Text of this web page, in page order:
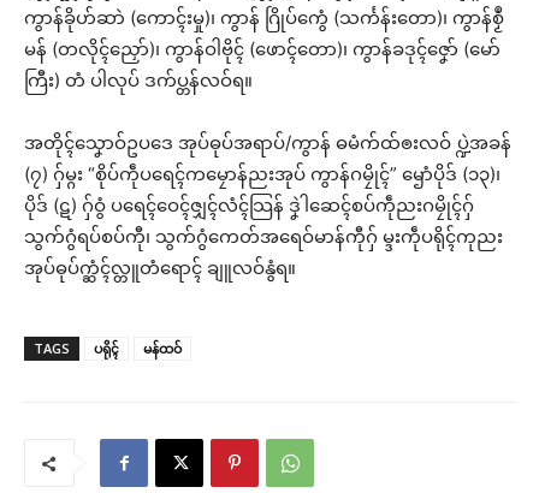
ကွာန်ခိုဟ်ဆာဲ (ကောၚ်းမှု)၊ ကွာန် ဂြိုပ်ကွေံ (သၚ်္ကန်းတော)၊ ကွာန်စၟဳ
မန် (တလိုၚ်ညှော်)၊ ကွာန်ဝါဗိုၚ် (ဖောၚ်တော)၊ ကွာန်ခဒုၚ်ဇၞော် (မော်
ကြီး) တံ ပါလုပ် ဒက်ပ္တန်လဝ်ရ။
အတိုၚ်သၞောဝ်ဥပဒေ အုပ်ဓုပ်အရာပ်/ကွာန် ဓမံက်ထ်ၜးလဝ် ပ္ဍဲအခန်
(၇) ဂှ်မ္ဂး “စိုပ်ကဵုပရေၚ်ကမၠောန်ညးအုပ် ကွာန်ဂမၠိုၚ်” ၝောံပိုဒ် (၁၃)၊
ပိုဒ် (ဋ) ဂှ်ဝွံ ပရေၚ်ဝေၚ်ဇျှၚ်လံၚ်သြန် ဒၞဲါဆေၚ်စပ်ကဵုညးဂမၠိုၚ်ဂှ်
သွက်ဂွံရပ်စပ်ကီု၊ သွက်ဂွံကေတ်အရေဝ်မာန်ကီုဂှ် မ္ဒးကဵုပရိုၚ်ကုညး
အုပ်ဓုပ်က္ဆံၚ်လ္တူတံရောၚ် ချူလဝ်နွံရ။
TAGS ပရိုၚ် မန်ထဝ်